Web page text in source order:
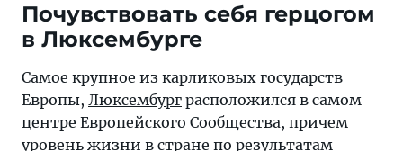
Почувствовать себя герцогом
в Люксембурге
Самое крупное из карликовых государств
Европы, Люксембург расположился в самом
центре Европейского Сообщества, причем
уровень жизни в стране по результатам